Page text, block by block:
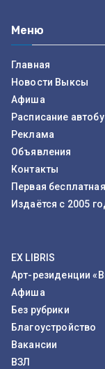
Меню
Главная
Новости Выксы
Афиша
Расписание
Реклама
Объявления
Контакты
Первая
Издаётся с 2005
EX LIBRIS
Арт-резиденции
Афиша
Без рубрики
Благоустройство
Вакансии
ВЗЛ